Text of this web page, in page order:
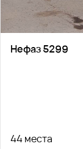
Нефаз 5299
44 места